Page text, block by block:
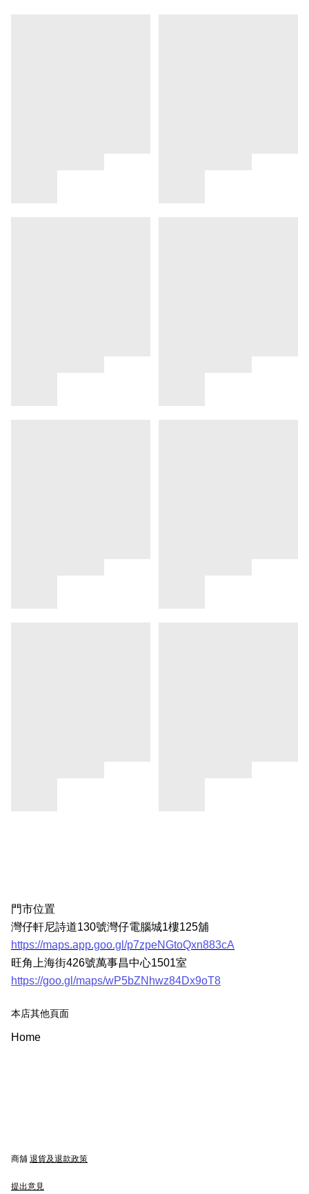
門市位置
灣仔軒尼詩道130號灣仔電腦城1樓125舖
https://maps.app.goo.gl/p7zpeNGtoQxn883cA
旺角上海街426號萬事昌中心1501室
https://goo.gl/maps/wP5bZNhwz84Dx9oT8
本店其他頁面
Home
商舖 退貨及退款政策
提出意見